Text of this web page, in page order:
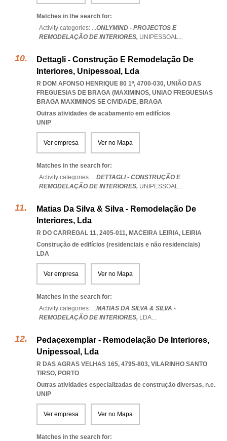
Matches in the search for:
Activity categories: ...ONLYMIND - PROJECTOS E
REMODELAÇÃO DE INTERIORES, UNIPESSOAL...
Dettagli - Construção E Remodelação De
Interiores, Unipessoal, Lda
R DOM AFONSO HENRIQUE 80 1º, 4700-030, UNIÃO DAS
FREGUESIAS DE BRAGA (MAXIMINOS, UNIAO FREGUESIAS
BRAGA MAXIMINOS SE CIVIDADE, BRAGA
Outras atividades de acabamento em edifícios
UNIP
Ver empresa Ver no Mapa
Matches in the search for:
Activity categories: ...DETTAGLI - CONSTRUÇÃO E
REMODELAÇÃO DE INTERIORES, UNIPESSOAL...
Matias Da Silva & Silva - Remodelação De
Interiores, Lda
R DO CARREGAL 11, 2405-011, MACEIRA LEIRIA, LEIRIA
Construção de edifícios (residenciais e não residenciais)
LDA
Ver empresa Ver no Mapa
Matches in the search for:
Activity categories: ...MATIAS DA SILVA & SILVA -
REMODELAÇÃO DE INTERIORES, LDA...
Pedaçexemplar - Remodelação De Interiores,
Unipessoal, Lda
R DAS AGRAS VELHAS 165, 4795-803, VILARINHO SANTO
TIRSO, PORTO
Outras atividades especializadas de construção diversas, n.e.
UNIP
Ver empresa Ver no Mapa
Matches in the search for: